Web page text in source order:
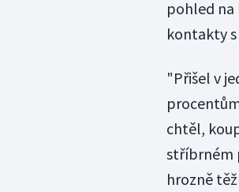
pohled
kontakty
"Přišel v
chtěl,
stříbrném
hrozně